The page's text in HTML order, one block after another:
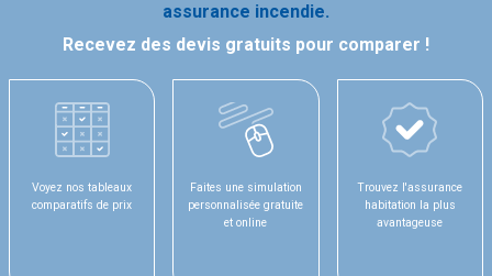
assurance incendie.
Recevez des devis gratuits pour comparer !
Voyez nos tableaux
comparatifs de prix
Faites une simulation
personnalisée gratuite
et online
Trouvez l'assurance
habitation la plus
avantageuse